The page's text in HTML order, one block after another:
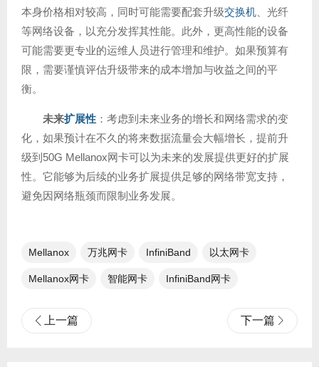
本身价格相对较高，同时可能需要配套升级交换机 、光纤
等网络设备，以充分发挥其性能。此外，更高性能的设备
可能需要更专业的运维人员进行管理和维护。如果预算有
限，需要谨慎评估升级带来的成本增加与收益之间的平
衡。
未来扩展性 ：考虑到未来业务的增长和网络需求的变
化，如果预计在不久的将来数据流量会大幅增长，提前升
级到50G Mellanox网卡可以为未来的发展提供更好的扩展
性。它能够为后续的业务扩展提供足够的网络带宽支持，
避免因网络瓶颈而限制业务发展。
Mellanox 万兆网卡 InfiniBand 以太网卡
Mellanox网卡 智能网卡 InfiniBand网卡
上一篇 下一篇